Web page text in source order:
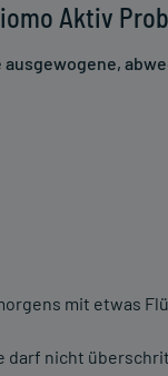
Aktiv
mit etwas
darf nicht